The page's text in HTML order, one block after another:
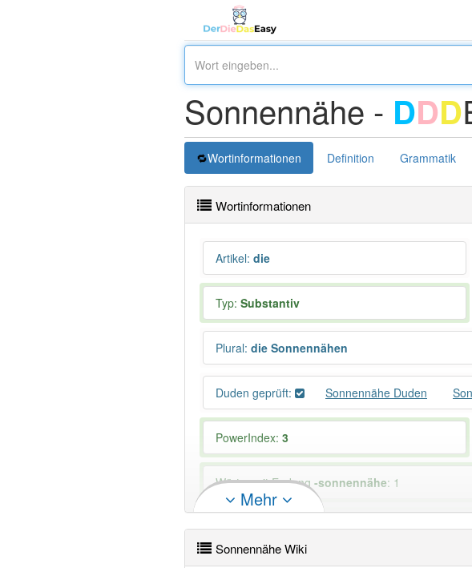
Sonnennähe - DDD
Wortinformationen Definition Grammatik
Wortinformationen
Artikel: die
Typ: Substantiv
Plural: die Sonnennähen
Duden geprüft: Sonnennähe Duden
PowerIndex: 3
Wörter mit Endung -sonnennähe: 1
Das Wort wird häufig verwendet im Bereich
Mehr
Sonnennähe Wiki